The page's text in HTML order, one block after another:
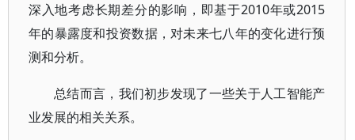
深入地考虑长期差分的影响，即基于2010年或2015
年的暴露度和投资数据，对未来七八年的变化进行预
测和分析。
总结而言，我们初步发现了一些关于人工智能产
业发展的相关关系。